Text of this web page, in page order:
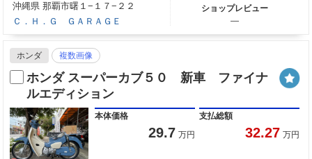
沖縄県 那覇市曙１−１７−２２
Ｃ．Ｈ．Ｇ ＧＡＲＡＧＥ
ショップレビュー
―
ホンダ 複数画像
ホンダ スーパーカブ５０ 新車 ファイナ
ルエディション
本体価格
29.7 万円
支払総額
32.27 万円